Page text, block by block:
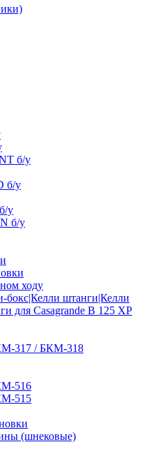
б/у
б/у
у
б/у
ходу
бокс|Келли штанги|Келли
для Casagrande B 125 XP
317 / БКМ-318
516
515
(шнековые)